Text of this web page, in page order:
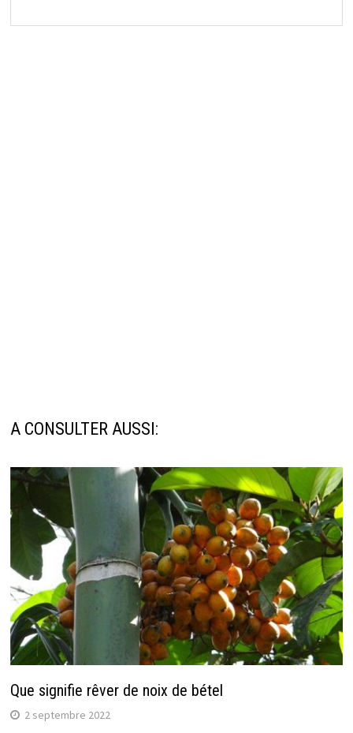
A CONSULTER AUSSI:
Que signifie rêver de noix de bétel
2 septembre 2022